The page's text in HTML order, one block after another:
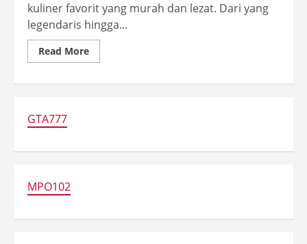
kuliner favorit yang murah dan lezat. Dari yang
legendaris hingga...
Read MoreRead
more
Murah
GTA777
MPO102